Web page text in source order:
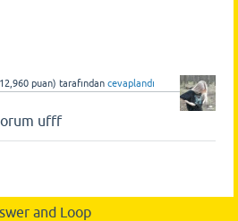
puan) tarafından cevaplandı
ufff
and Loop